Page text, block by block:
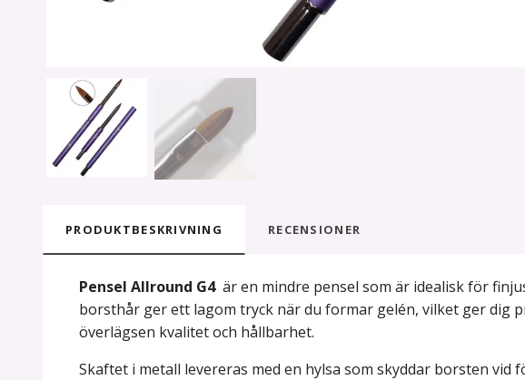
PRODUKTBESKRIVNING RECENSIONER
Pensel Allround G4 är en mindre pensel som är idealisk för
borsthår ger ett lagom tryck när du formar gelén, vilket ger dig
överlägsen kvalitet och hållbarhet.
Skaftet i metall levereras med en hylsa som skyddar borsten